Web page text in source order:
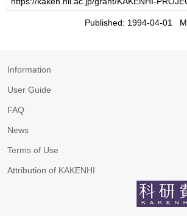
Published: 1994-04-01
Information
User Guide
FAQ
News
Terms of Use
Attribution of KAKENHI